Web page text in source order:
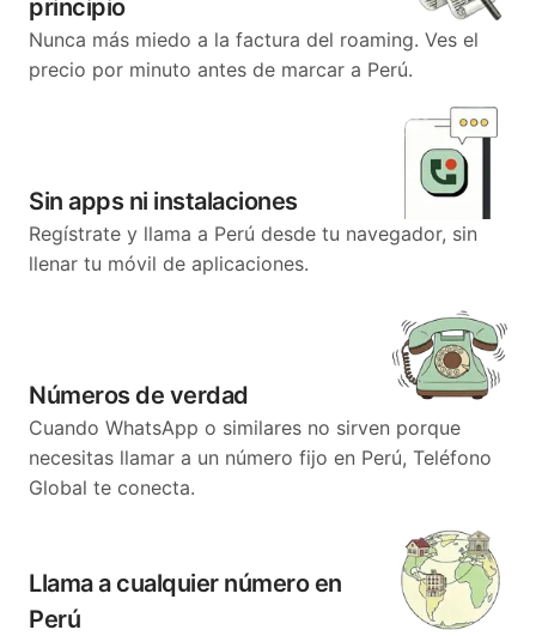
principio
Nunca más miedo a la factura del roaming. Ves el
precio por minuto antes de marcar a Perú.
Sin apps ni instalaciones
Regístrate y llama a Perú desde tu navegador, sin
llenar tu móvil de aplicaciones.
Números de verdad
Cuando WhatsApp o similares no sirven porque
necesitas llamar a un número fijo en Perú, Teléfono
Global te conecta.
Llama a cualquier número en
Perú